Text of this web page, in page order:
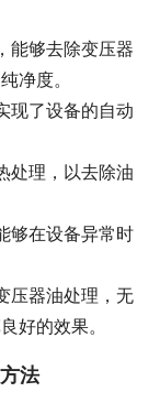
够去除变压器
净度。
了设备的自动
理，以去除油
在设备异常时
器油处理，无
好的效果。
法